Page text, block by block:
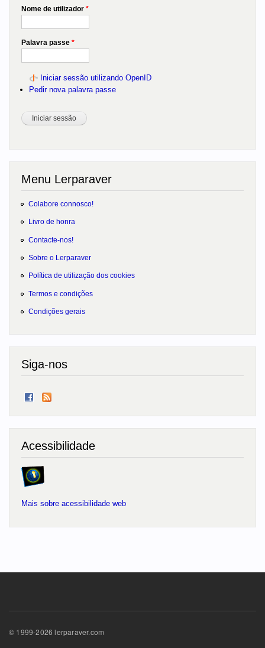
Nome de utilizador *
Palavra passe *
Iniciar sessão utilizando OpenID
Pedir nova palavra passe
Menu Lerparaver
Colabore connosco!
Livro de honra
Contacte-nos!
Sobre o Lerparaver
Política de utilização dos cookies
Termos e condições
Condições gerais
Siga-nos
Acessibilidade
Mais sobre acessibilidade web
© 1999-2026 lerparaver.com